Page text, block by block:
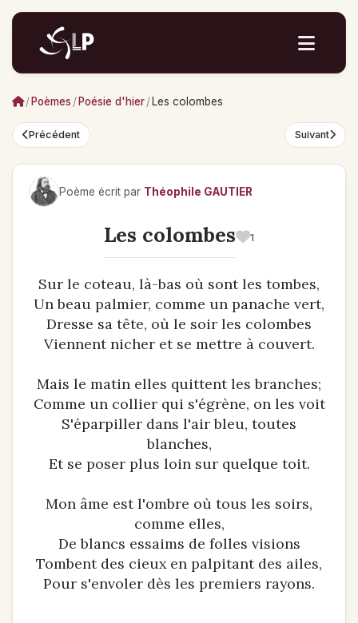
/ Poèmes / Poésie d'hier/ Les colombes
Précédent Suivant
Poème écrit par Théophile GAUTIER
Les colombes 1
Sur le coteau, là-bas où sont les tombes,
Un beau palmier, comme un panache vert,
Dresse sa tête, où le soir les colombes
Viennent nicher et se mettre à couvert.
Mais le matin elles quittent les branches;
Comme un collier qui s'égrène, on les voit
S'éparpiller dans l'air bleu, toutes
blanches,
Et se poser plus loin sur quelque toit.
Mon âme est l'ombre où tous les soirs,
comme elles,
De blancs essaims de folles visions
Tombent des cieux en palpitant des ailes,
Pour s'envoler dès les premiers rayons.